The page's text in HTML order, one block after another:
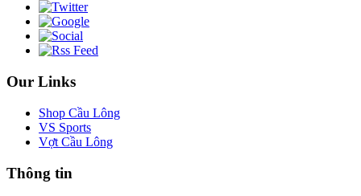
Our Links
Shop Cầu Lông
VS Sports
Vợt Cầu Lông
Thông tin